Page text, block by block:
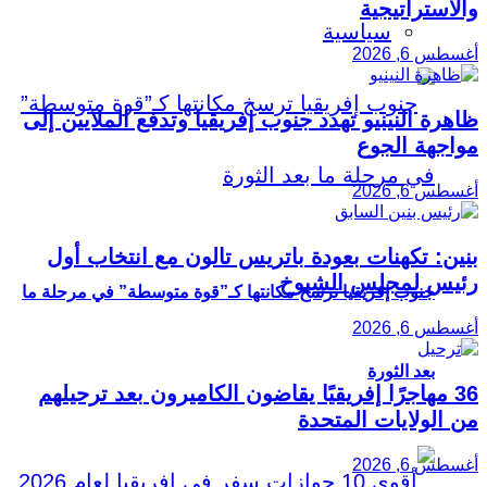
سياسية
جنوب إفريقيا ترسخ مكانتها كـ”قوة متوسطة” في مرحلة ما
بعد الثورة
والاستراتيجية
أغسطس 6, 2026
ظاهرة النينيو تهدد جنوب إفريقيا وتدفع الملايين إلى
مواجهة الجوع
أغسطس 6, 2026
بنين: تكهنات بعودة باتريس تالون مع انتخاب أول
رئيس لمجلس الشيوخ
أغسطس 6, 2026
36 مهاجرًا إفريقيًا يقاضون الكاميرون بعد ترحيلهم
من الولايات المتحدة
أغسطس 6, 2026